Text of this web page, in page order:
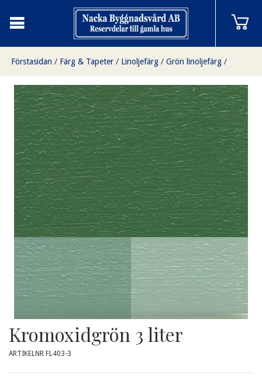
Förstasidan / Färg & Tapeter / Linoljefärg / Grön linoljefärg /
Kromoxidgrön 3 liter
Kromoxidgrön 3 liter
ARTIKELNR FL403-3